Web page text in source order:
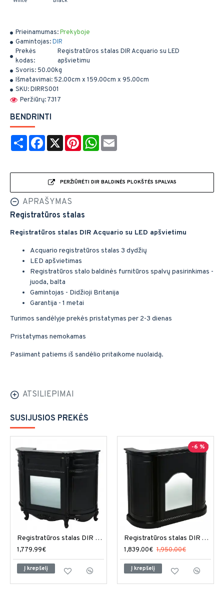
Prieinamumas:Prekyboje
Gamintojas:DIR
Prekės
kodas:
Registratūros stalas DIR Acquario su LED
apšvietimu
Svoris: 50.00kg
Išmatavimai: 52.00cm x 159.00cm x 95.00cm
SKU:DIRRS001
Peržiūrų: 7317
BENDRINTI
Share Facebook
X PinterestWhatsApp
PERŽIŪRĖTI DIR BALDINĖS PLOKŠTĖS SPALVAS
APRAŠYMAS
Registratūros stalas
Registratūros stalas DIR Acquario su LED apšvietimu
Acquario registratūros stalas 3 dydžių
LED apšvietimas
Registratūros stalo baldinės furnitūros spalvų pasirinkimas -
juoda, balta
Gamintojas - Didžioji Britanija
Garantija - 1 metai
Turimos sandėlyje prekės pristatymas per 2-3 dienas
Pristatymas nemokamas
Pasiimant patiems iš sandėlio pritaikome nuolaidą.
ATSILIEPIMAI
SUSIJUSIOS PREKĖS
Registratūros stalas DIR Revival su LED apšvietimu
1,779.99€
Į krepšelį
-6 %
Registratūros stalas DIR Alex su LED apšvietimu
1,839.00€ 1,950.00€
Į krepšelį